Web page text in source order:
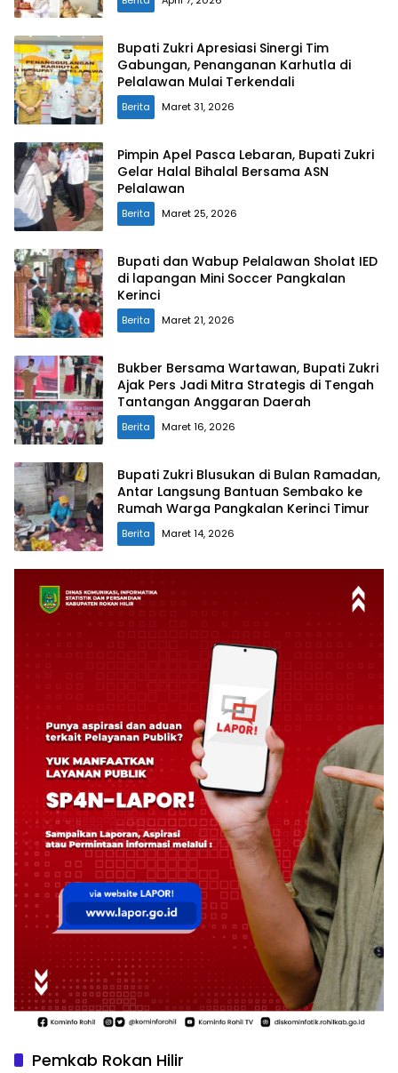
Bupati Zukri Apresiasi Sinergi Tim
Gabungan, Penanganan Karhutla di
Pelalawan Mulai Terkendali
Berita Maret 31, 2026
Pimpin Apel Pasca Lebaran, Bupati Zukri
Gelar Halal Bihalal Bersama ASN
Pelalawan
Berita Maret 25, 2026
Bupati dan Wabup Pelalawan Sholat IED
di lapangan Mini Soccer Pangkalan
Kerinci
Berita Maret 21, 2026
Bukber Bersama Wartawan, Bupati Zukri
Ajak Pers Jadi Mitra Strategis di Tengah
Tantangan Anggaran Daerah
Berita Maret 16, 2026
Bupati Zukri Blusukan di Bulan Ramadan,
Antar Langsung Bantuan Sembako ke
Rumah Warga Pangkalan Kerinci Timur
Berita Maret 14, 2026
Pemkab Rokan Hilir